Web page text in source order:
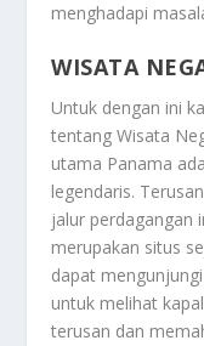
menghadapi
WISATA
Untuk dengan ini
tentangWisata
utama Panama
legendaris.
jalur perdagangan
merupakan situs
dapat
untuk melihat
terusan dan